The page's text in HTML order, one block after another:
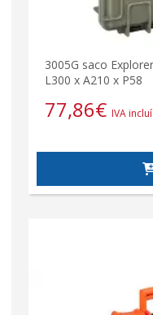
3005G saco
L300 x A210 x P58
77,86€ IVA